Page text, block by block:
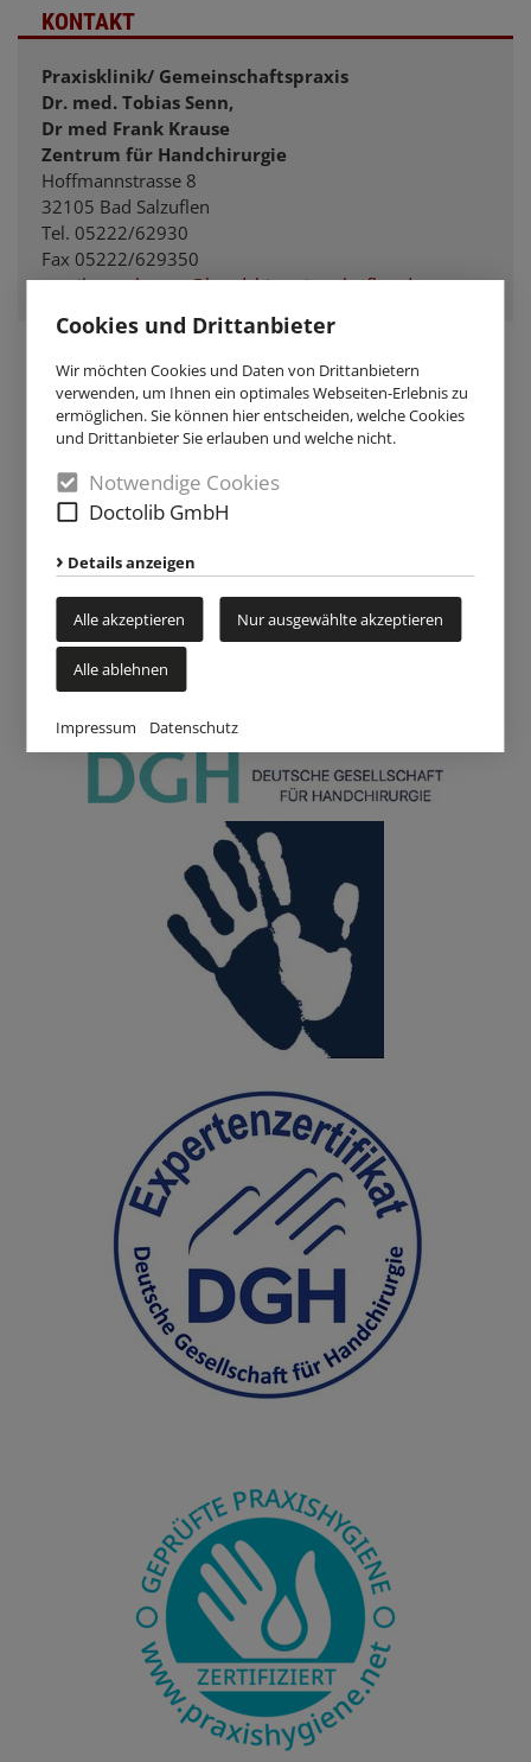
Cookies und Drittanbieter
Wir möchten Cookies und Daten von Drittanbietern
verwenden, um Ihnen ein optimales Webseiten-Erlebnis zu
ermöglichen. Sie können hier entscheiden, welche Cookies
und Drittanbieter Sie erlauben und welche nicht.
Notwendige Cookies
Doctolib GmbH
Details anzeigen
Alle akzeptieren Nur ausgewählte akzeptieren
Alle ablehnen
Impressum Datenschutz
KONTAKT
Praxisklinik/ Gemeinschaftspraxis
Dr. med. Tobias Senn,
Dr med Frank Krause
Zentrum für Handchirurgie
Hoffmannstrasse 8
32105 Bad Salzuflen
Tel. 05222/62930
Fax 05222/629350
emailsenn.krause@handchirurgie-salzuflen.de